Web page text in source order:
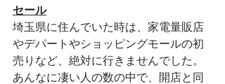
セール
埼玉県に住んでいた時は、家電量販店
やデパートやショッピングモールの初
売りなど、絶対に行きませんでした。
あんなに凄い人の数の中で、開店と同